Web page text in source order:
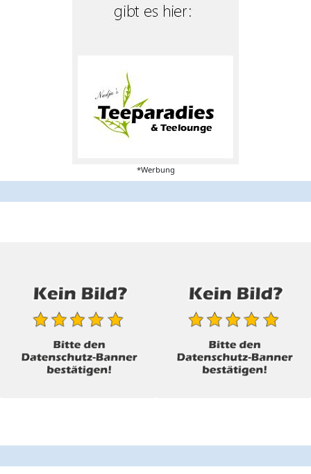
*Werbung